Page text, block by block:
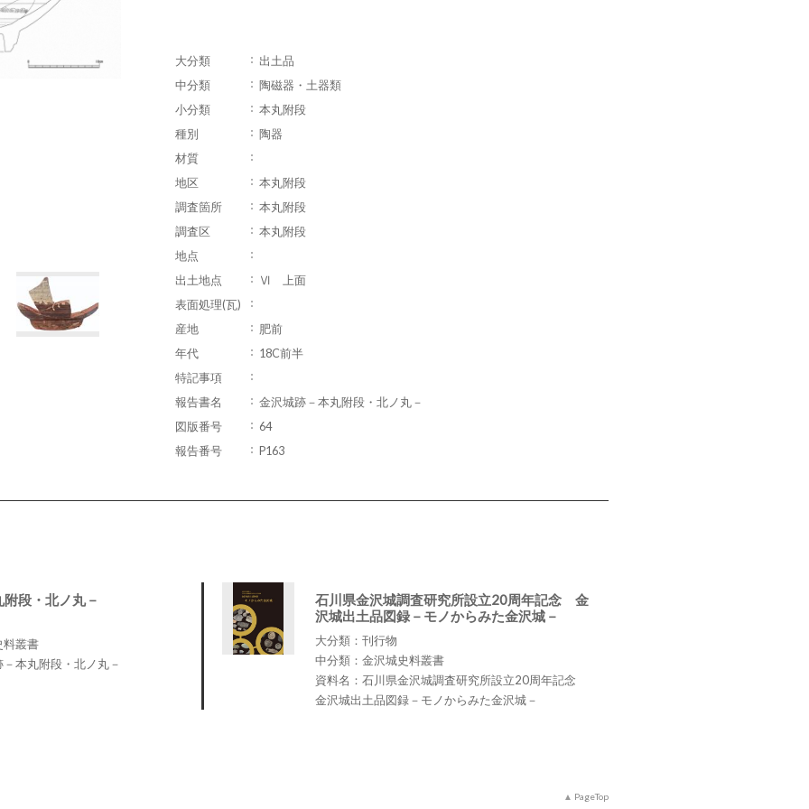
大分類
出土品
中分類
陶磁器・土器類
小分類
本丸附段
種別
陶器
材質
地区
本丸附段
調査箇所
本丸附段
調査区
本丸附段
地点
出土地点
Ⅵ 上面
表面処理(瓦)
産地
肥前
年代
18C前半
特記事項
報告書名
金沢城跡－本丸附段・北ノ丸－
図版番号
64
報告番号
P163
段・北ノ丸－
料叢書
本丸附段・北ノ丸－
石川県金沢城調査研究所設立20周年記念 金
沢城出土品図録－モノからみた金沢城－
大分類：刊行物
中分類：金沢城史料叢書
資料名：石川県金沢城調査研究所設立20周年記念
金沢城出土品図録－モノからみた金沢城－
PageTop